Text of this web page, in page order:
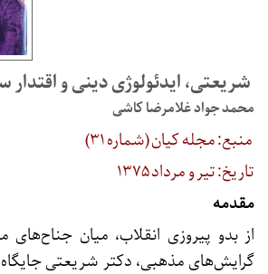
شریعتی، ایدئولوژی دینی و اقتدار
محمد جواد غلامرضا کاشی
منبع: مجله کیان (شماره ۳۱)
تاریخ: تیر و مرداد ۱۳۷۵
مقدمه
از بدو پیروزی انقلاب، میان
گرایش‌های مذهبی، دکتر شریعتی